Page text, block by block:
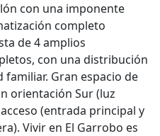
con una imponente
completo
de 4 amplios
con una distribución
Gran espacio de
orientación Sur (luz
(entrada principal y
Vivir en El Garrobo es